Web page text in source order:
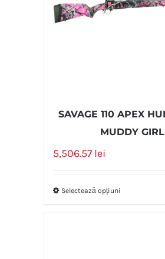
SAVAGE 110 APEX
MUDDY GIRL
5,506.57lei
Selectează opțiuni